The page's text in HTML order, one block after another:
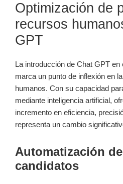
Optimización de
recursos
GPT
La introducción de Chat GPT
marca un punto de inflexión en
humanos. Con su capacidad
mediante inteligencia artificial,
incremento en eficiencia,
representa un cambio
Automatización
candidatos